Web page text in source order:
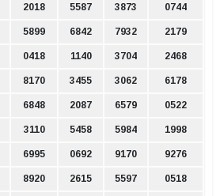
2018 5587 3873 0744
5899 6842 7932 2179
0418 1140 3704 2468
8170 3455 3062 6178
6848 2087 6579 0522
3110 5458 5984 1998
6995 0692 9170 9276
8920 2615 5597 0518